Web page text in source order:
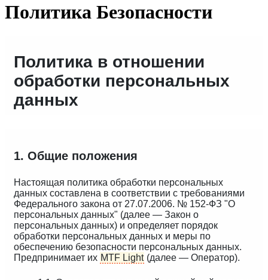
Политика Безопасности
Политика в отношении
обработки персональных
данных
1. Общие положения
Настоящая политика обработки персональных
данных составлена в соответствии с требованиями
Федерального закона от 27.07.2006. № 152-ФЗ "О
персональных данных" (далее — Закон о
персональных данных) и определяет порядок
обработки персональных данных и меры по
обеспечению безопасности персональных данных.
Предпринимает их MTF Light(далее — Оператор).